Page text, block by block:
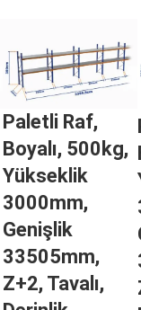
Paletli Raf,
Boyalı, 500kg,
Yükseklik
3000mm,
Genişlik
33505mm,
Z+2, Tavalı,